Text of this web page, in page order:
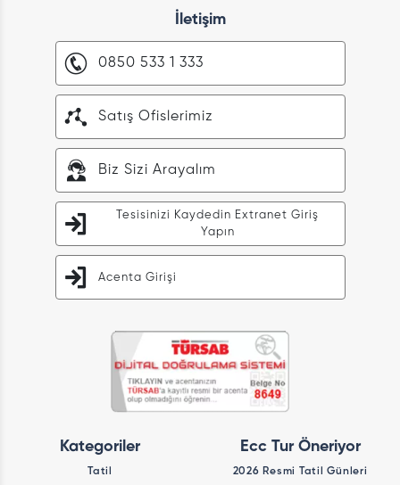
İletişim
0850 533 1 333
Satış Ofislerimiz
Biz Sizi Arayalım
Tesisinizi Kaydedin Extranet Giriş
Yapın
Acenta Girişi
Kategoriler
Tatil
Ecc Tur Öneriyor
2026 Resmi Tatil Günleri